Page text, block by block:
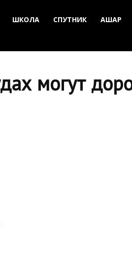
ШКОЛА СПУТНИК АШАР
могут